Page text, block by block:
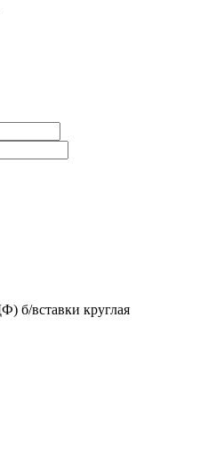
б/вставки круглая